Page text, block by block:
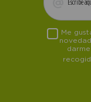
Me